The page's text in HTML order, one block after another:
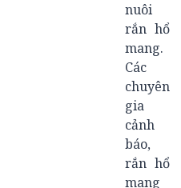
nuôi
rắn hổ
mang.
Các
chuyên
gia
cảnh
báo,
rắn hổ
mang